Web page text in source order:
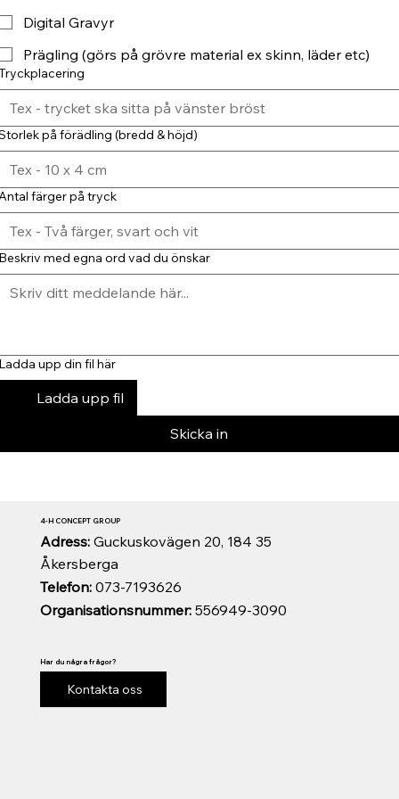
Digital Gravyr
Prägling (görs på grövre material ex skinn, läder etc)
på förädling (bredd & höjd)
färger på tryck
med egna ord vad du önskar
upp din fil här
Ladda upp fil
Skicka in
Organisationsnummer:556949-3090
Telefon:073-7193626
Adress: Guckuskovägen 20, 184 35
Åkersberga
4-H CONCEPT GROUP
Har du några frågor?
Kontakta oss